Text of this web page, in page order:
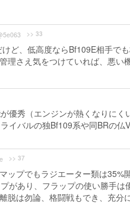
>> 33
ど、低高度ならBf109E相手で
理さえ気をつけていれば、悪い
優秀（エンジンが熱くなりに
イバルの独Bf109系や同BRの
>> 37
ップでもラジエーター類は35%
があり、フラップの使い勝手
脱は勿論、格闘戦もでき、充分